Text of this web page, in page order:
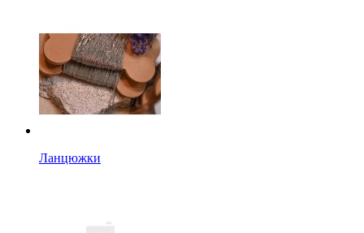
Ланцюжки